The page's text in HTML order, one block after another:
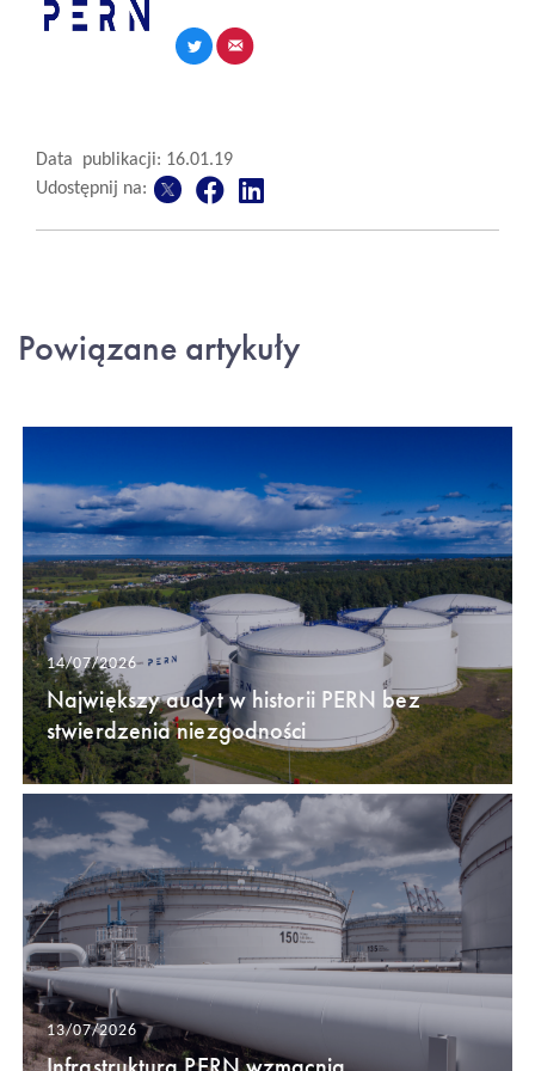
Data publikacji: 16.01.19
Udostępnij na:
Powiązane artykuły
14/07/2026
Największy audyt w historii PERN bez
stwierdzenia niezgodności
13/07/2026